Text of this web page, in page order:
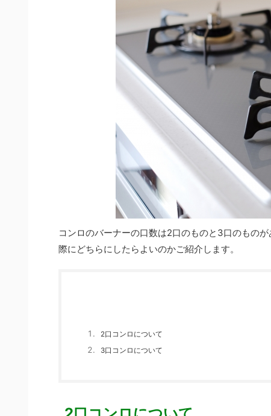
コンロのバーナーの口数は2口のものと3口のもの
際にどちらにしたらよいのかご紹介します。
2口コンロについて
3口コンロについて